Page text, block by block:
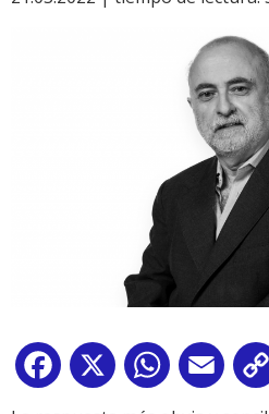
Facebook
X WhatsApp
Email